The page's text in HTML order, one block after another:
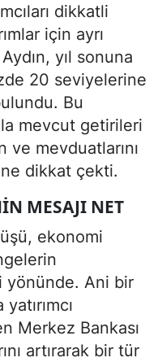
dikkatli
için ayrı
yıl sonuna
20 seviyelerine
Bu
mevcut getirileri
mevduatlarını
dikkat çekti.
MESAJI NET
ekonomi
yönünde. Ani bir
Merkez Bankası
artırarak bir tür